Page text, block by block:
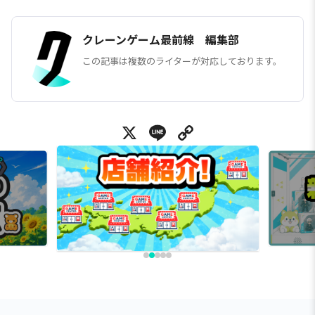
クレーンゲーム最前線 編集部
この記事は複数のライターが対応しております。
X Line